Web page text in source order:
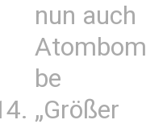
nun auch
Atombom
be
„Größer